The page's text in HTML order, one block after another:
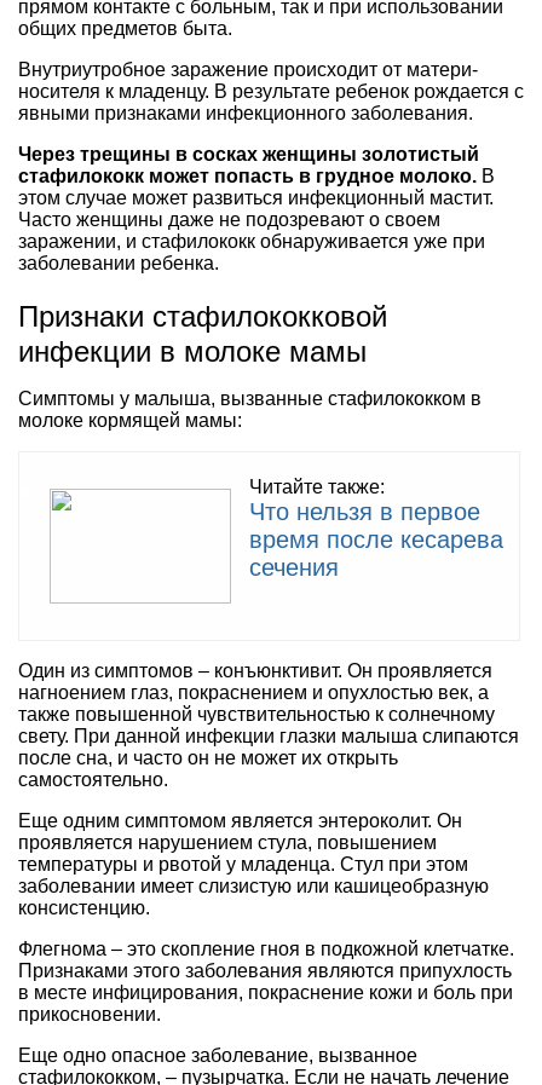
прямом контакте с больным, так и при использовании
общих предметов быта.
Внутриутробное заражение происходит от матери-
носителя к младенцу. В результате ребенок рождается с
явными признаками инфекционного заболевания.
Через трещины в сосках женщины золотистый
стафилококк может попасть в грудное молоко. В
этом случае может развиться инфекционный мастит.
Часто женщины даже не подозревают о своем
заражении, и стафилококк обнаруживается уже при
заболевании ребенка.
Признаки стафилококковой
инфекции в молоке мамы
Симптомы у малыша, вызванные стафилококком в
молоке кормящей мамы:
Читайте также:
Что нельзя в первое
время после кесарева
сечения
Один из симптомов – конъюнктивит. Он проявляется
нагноением глаз, покраснением и опухлостью век, а
также повышенной чувствительностью к солнечному
свету. При данной инфекции глазки малыша слипаются
после сна, и часто он не может их открыть
самостоятельно.
Еще одним симптомом является энтероколит. Он
проявляется нарушением стула, повышением
температуры и рвотой у младенца. Стул при этом
заболевании имеет слизистую или кашицеобразную
консистенцию.
Флегнома – это скопление гноя в подкожной клетчатке.
Признаками этого заболевания являются припухлость
в месте инфицирования, покраснение кожи и боль при
прикосновении.
Еще одно опасное заболевание, вызванное
стафилококком, – пузырчатка. Если не начать лечение